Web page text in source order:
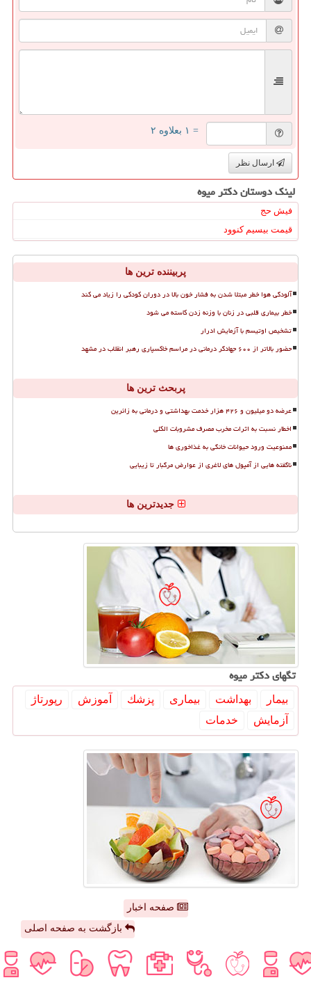
= ۱ بعلاوه ۲
ارسال نظر
لینک دوستان دكتر میوه
فیش حج
قیمت بیسیم کنوود
پربیننده ترین ها
آلودگی هوا خطر مبتلا شدن به فشار خون بالا در دوران کودکی را زیاد می کند
خطر بیماری قلبی در زنان با وزنه زدن کاسته می شود
تشخیص اوتیسم با آزمایش ادرار
حضور بالاتر از ۶۰۰ جهادگر درمانی در مراسم خاکسپاری رهبر انقلاب در مشهد
پربحث ترین ها
عرضه دو میلیون و ۴۲۶ هزار خدمت بهداشتی و درمانی به زائرین
اخطار نسبت به اثرات مخرب مصرف مشروبات الکلی
ممنوعیت ورود حیوانات خانگی به غذاخوری ها
ناگفته هایی از آمپول های لاغری از عوارض مرگبار تا زیبایی
جدیدترین ها
تگهای دكتر میوه
بیمار بهداشت بیماری پزشك آموزش
رپورتاژ
آزمایش
خدمات
صفحه اخبار
بازگشت به صفحه اصلی